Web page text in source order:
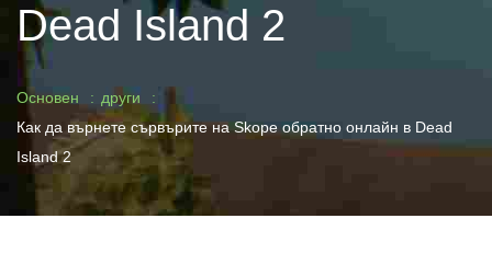
Dead Island 2
Основен
други
Как да върнете сървърите на Skope обратно онлайн в Dead
Island 2